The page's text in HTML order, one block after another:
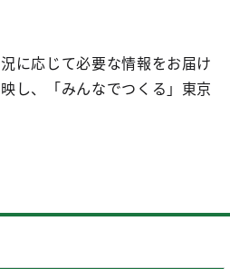
に応じて必要な情報をお届け
し、「みんなでつくる」東京